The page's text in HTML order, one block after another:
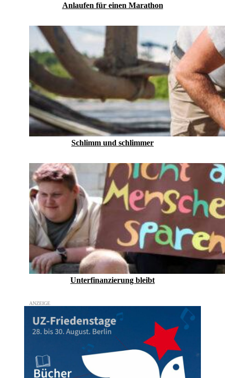
Anlaufen für einen Marathon
Schlimm und schlimmer
Unterfinanzierung bleibt